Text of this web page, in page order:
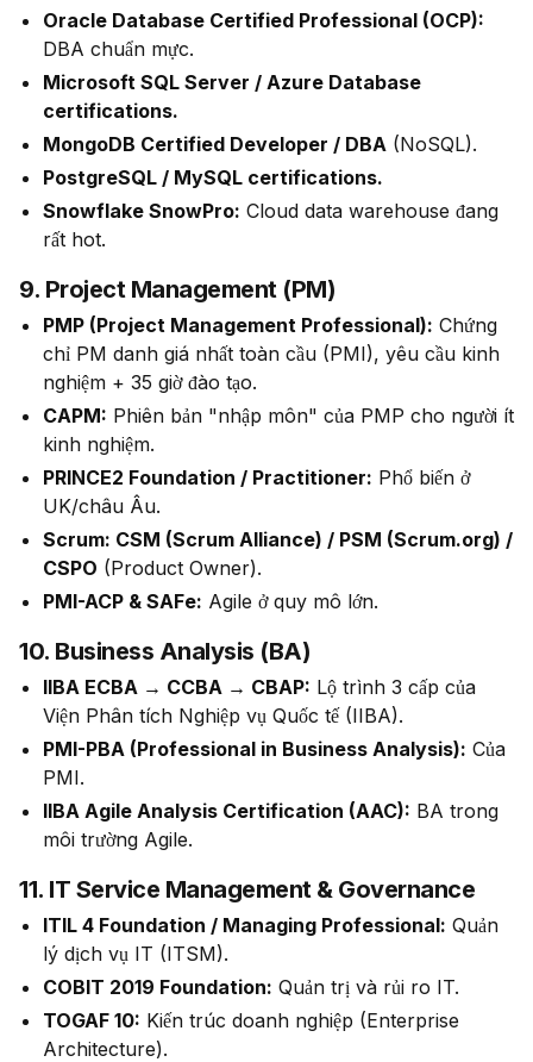
Oracle Database Certified Professional (OCP):
DBA chuẩn mực.
Microsoft SQL Server / Azure Database
certifications.
MongoDB Certified Developer / DBA (NoSQL).
PostgreSQL / MySQL certifications.
Snowflake SnowPro: Cloud data warehouse đang
rất hot.
9. Project Management (PM)
PMP (Project Management Professional): Chứng
chỉ PM danh giá nhất toàn cầu (PMI), yêu cầu kinh
nghiệm + 35 giờ đào tạo.
CAPM: Phiên bản "nhập môn" của PMP cho người ít
kinh nghiệm.
PRINCE2 Foundation / Practitioner: Phổ biến ở
UK/châu Âu.
Scrum: CSM (Scrum Alliance) / PSM (Scrum.org) /
CSPO (Product Owner).
PMI-ACP & SAFe: Agile ở quy mô lớn.
10. Business Analysis (BA)
IIBA ECBA → CCBA → CBAP: Lộ trình 3 cấp của
Viện Phân tích Nghiệp vụ Quốc tế (IIBA).
PMI-PBA (Professional in Business Analysis): Của
PMI.
IIBA Agile Analysis Certification (AAC): BA trong
môi trường Agile.
11. IT Service Management & Governance
ITIL 4 Foundation / Managing Professional: Quản
lý dịch vụ IT (ITSM).
COBIT 2019 Foundation: Quản trị và rủi ro IT.
TOGAF 10: Kiến trúc doanh nghiệp (Enterprise
Architecture).